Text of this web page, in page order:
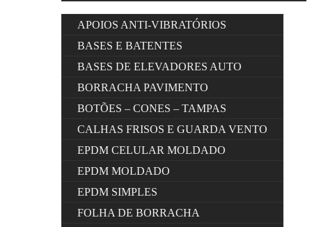
APOIOS ANTI-VIBRATÓRIOS
BASES E BATENTES
BASES DE ELEVADORES AUTO
BORRACHA PAVIMENTO
BOTÕES – CONES – TAMPAS
CALHAS FRISOS E GUARDA VENTO
EPDM CELULAR MOLDADO
EPDM MOLDADO
EPDM SIMPLES
FOLHA DE BORRACHA